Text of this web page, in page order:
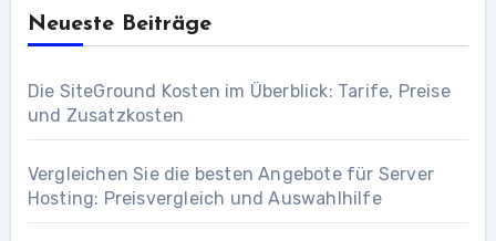
Neueste Beiträge
Die SiteGround Kosten im Überblick: Tarife, Preise
und Zusatzkosten
Vergleichen Sie die besten Angebote für Server
Hosting: Preisvergleich und Auswahlhilfe